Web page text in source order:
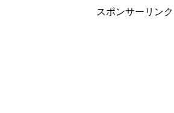
スポンサーリンク